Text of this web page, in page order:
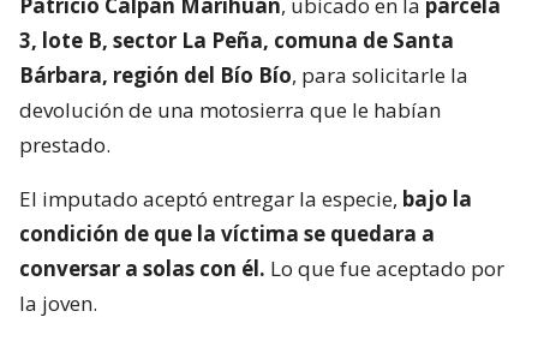
3, lote B, sector La Peña, comuna de Santa
Bárbara, región del Bío Bío, para solicitarle la
devolución de una motosierra que le habían
prestado.
El imputado aceptó entregar la especie, bajo la
condición de que la víctima se quedara a
conversar a solas con él. Lo que fue aceptado por
la joven.